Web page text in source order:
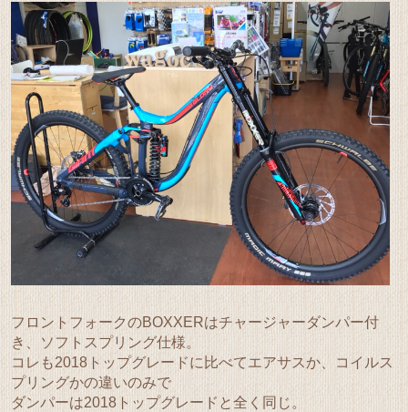
フロントフォークのBOXXERはチャージャーダンパー付
き、ソフトスプリング仕様。
コレも2018トップグレードに比べてエアサスか、コイルス
プリングかの違いのみで
ダンパーは2018トップグレードと全く同じ。